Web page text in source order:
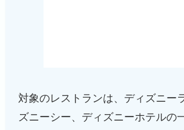
対象のレストランは、ディズニー
ズニーシー、ディズニーホテルの